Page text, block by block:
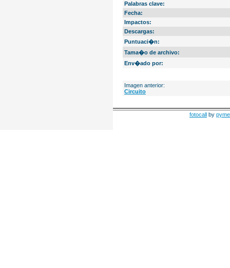
Palabras clave:
Fecha:
Impactos:
Descargas:
Puntuaci�n:
Tama�o de archivo:
Env�ado por:
Imagen anterior:
Circuito
fotocall by